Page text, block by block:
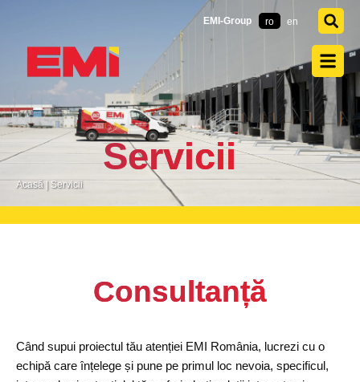
EMI-Group ro en
Servicii
Acasă| Servicii
Consultanță
Când supui proiectul tău atenției EMI România, lucrezi cu o
echipă care înțelege și pune pe primul loc nevoia, specificul,